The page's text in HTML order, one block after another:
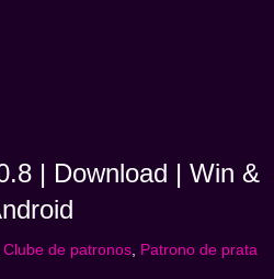
| Download | Win &
Clube de patronos, Patrono de prata